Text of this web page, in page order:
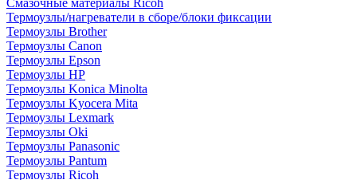
Смазочные материалы Ricoh
Термоузлы/нагреватели в сборе/блоки фиксации
Термоузлы Brother
Термоузлы Canon
Термоузлы Epson
Термоузлы HP
Термоузлы Konica Minolta
Термоузлы Kyocera Mita
Термоузлы Lexmark
Термоузлы Oki
Термоузлы Panasonic
Термоузлы Pantum
Термоузлы Ricoh